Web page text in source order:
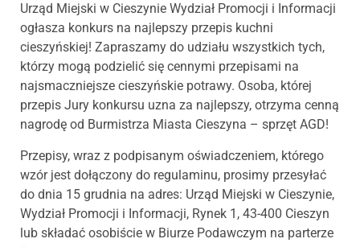
Urząd Miejski w Cieszynie Wydział Promocji i Informacji
ogłasza konkurs na najlepszy przepis kuchni
cieszyńskiej! Zapraszamy do udziału wszystkich tych,
którzy mogą podzielić się cennymi przepisami na
najsmaczniejsze cieszyńskie potrawy. Osoba, której
przepis Jury konkursu uzna za najlepszy, otrzyma cenną
nagrodę od Burmistrza Miasta Cieszyna – sprzęt AGD!
Przepisy, wraz z podpisanym oświadczeniem, którego
wzór jest dołączony do regulaminu, prosimy przesyłać
do dnia 15 grudnia na adres: Urząd Miejski w Cieszynie,
Wydział Promocji i Informacji, Rynek 1, 43-400 Cieszyn
lub składać osobiście w Biurze Podawczym na parterze